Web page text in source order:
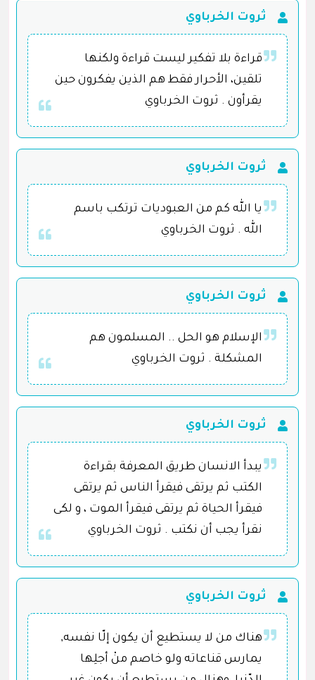
ثروت الخرباوي
قراءة بلا تفكير ليست قراءة ولكنها
تلقين، الأحرار فقط هم الذين يفكرون حين
يقرأون . ثروت الخرباوي
ثروت الخرباوي
يا الله كم من العبوديات ترتكب باسم
الله . ثروت الخرباوي
ثروت الخرباوي
الإسلام هو الحل .. المسلمون هم
المشكلة . ثروت الخرباوي
ثروت الخرباوي
يبدأ الانسان طريق المعرفة بقراءة
الكتب ثم يرتقى فيقرأ الناس ثم يرتقى
فيقرأ الحياة ثم يرتقى فيقرأ الموت ، و لكى
نقرأ يجب أن نكتب . ثروت الخرباوي
ثروت الخرباوي
هناك من لا يستطيع أن يكون إلّا نفسه,
يمارس قناعاته ولو خاصم منْ أجلِها